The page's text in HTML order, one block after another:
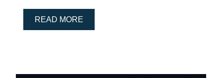
READ MORE